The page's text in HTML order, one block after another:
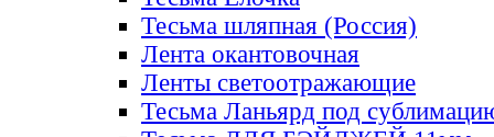
Тесьма шляпная (Россия)
Лента окантовочная
Ленты светоотражающие
Тесьма Ланьярд под